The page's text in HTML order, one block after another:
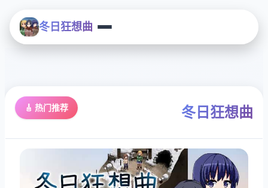
冬日狂想曲
🎸 热门推荐 冬日狂想曲